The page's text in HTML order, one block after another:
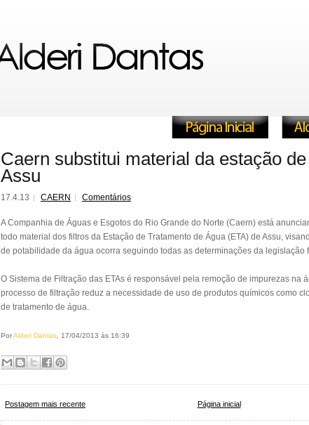
Caern substitui material da estação
Assu
17.4.13 CAERN Comentários
A Companhia de Águas e Esgotos do Rio Grande do Norte (Caern) está
todo material dos filtros da Estação de Tratamento de Água (ETA) de Assu,
de potabilidade da água ocorra seguindo todas as determinações da legislação
O Sistema de Filtração das ETAs é responsável pela remoção de impurezas na
processo de filtração reduz a necessidade de uso de produtos químicos como
de tratamento de água.
PorAlderi Dantas , 17/04/2013 às 16:39
Postagem mais recente Página inicial